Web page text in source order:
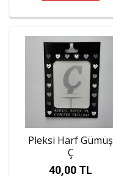
Pleksi Harf Gümüş
Ç
40,00 TL